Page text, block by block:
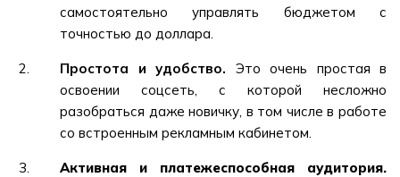
самостоятельно управлять бюджетом с
точностью до доллара.
Простота и удобство. Это очень простая в
освоении соцсеть, с которой несложно
разобраться даже новичку, в том числе в работе
со встроенным рекламным кабинетом.
Активная и платежеспособная аудитория.